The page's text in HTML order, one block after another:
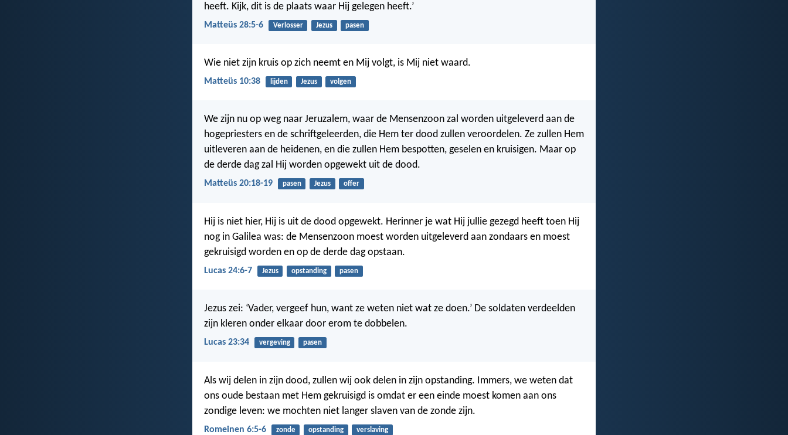
heeft. Kijk, dit is de plaats waar Hij gelegen heeft.’
Matteüs 28:5-6 Verlosser Jezus pasen
Wie niet zijn kruis op zich neemt en Mij volgt, is Mij niet waard.
Matteüs 10:38 lijden Jezus volgen
We zijn nu op weg naar Jeruzalem, waar de Mensenzoon zal worden uitgeleverd aan de
hogepriesters en de schriftgeleerden, die Hem ter dood zullen veroordelen. Ze zullen Hem
uitleveren aan de heidenen, en die zullen Hem bespotten, geselen en kruisigen. Maar op
de derde dag zal Hij worden opgewekt uit de dood.
Matteüs 20:18-19 pasen Jezus offer
Hij is niet hier, Hij is uit de dood opgewekt. Herinner je wat Hij jullie gezegd heeft toen Hij
nog in Galilea was: de Mensenzoon moest worden uitgeleverd aan zondaars en moest
gekruisigd worden en op de derde dag opstaan.
Lucas 24:6-7 Jezus opstanding pasen
Jezus zei: ‘Vader, vergeef hun, want ze weten niet wat ze doen.’ De soldaten verdeelden
zijn kleren onder elkaar door erom te dobbelen.
Lucas 23:34 vergeving pasen
Als wij delen in zijn dood, zullen wij ook delen in zijn opstanding. Immers, we weten dat
ons oude bestaan met Hem gekruisigd is omdat er een einde moest komen aan ons
zondige leven: we mochten niet langer slaven van de zonde zijn.
Romeinen 6:5-6 zonde opstanding verslaving